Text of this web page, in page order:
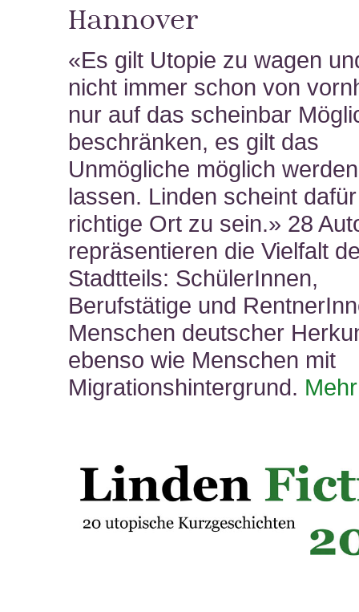
Hannover
«Es gilt Utopie zu wagen
nicht immer schon von
nur auf das scheinbar
beschränken, es gilt das
Unmögliche möglich
lassen. Linden scheint
richtige Ort zu sein.» 28
repräsentieren die Vielfalt
Stadtteils: SchülerInnen,
Berufstätige und
Menschen deutscher
ebenso wie Menschen mit
Migrationshintergrund.